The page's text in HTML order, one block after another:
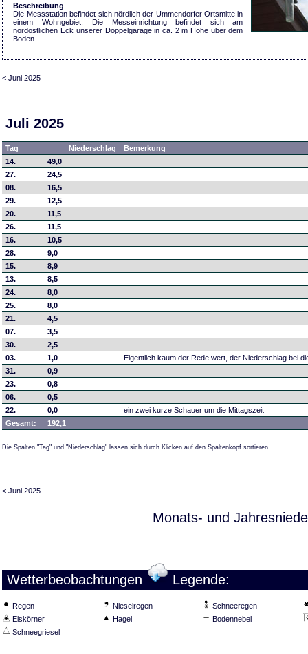
Beschreibung
Die Messstation befindet sich nördlich der Ummendorfer Ortsmitte in
einem Wohngebiet. Die Messeinrichtung befindet sich am
nordöstlichen Eck unserer Doppelgarage in ca. 2 m Höhe über dem
Boden.
< Juni 2025
Juli 2025
Tag Niederschlag
Bemerkung
14.
49,0
27.
24,5
08.
16,5
29.
12,5
20.
11,5
26.
11,5
16.
10,5
28.
9,0
15.
8,9
13.
8,5
24.
8,0
25.
8,0
21.
4,5
07.
3,5
30.
2,5
03.
1,0
Eigentlich kaum der Rede wert, der Niederschlag bei
31.
0,9
23.
0,8
06.
0,5
22.
0,0
ein zwei kurze Schauer um die Mittagszeit
Gesamt:
192,1
Die Spalten "Tag" und "Niederschlag" lassen sich durch Klicken auf den Spaltenkopf sortieren.
< Juni 2025
Monats- und
Wetterbeobachtungen Legende:
Regen Nieselregen
Schneeregen
Eiskörner
Hagel
Bodennebel
Schneegriesel